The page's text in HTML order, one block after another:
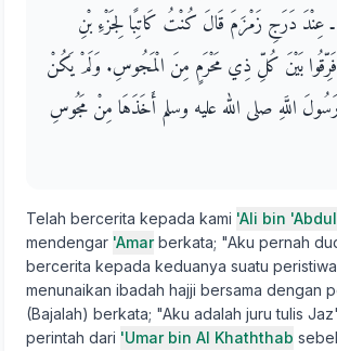
ـ عِنْدَ دَرَجِ زَمْزَمَ قَالَ كُنْتُ كَاتِبًا لِجَزْءِ بْنِ
فَرِّقُوا بَيْنَ كُلِّ ذِي مَحْرَمٍ مِنَ الْمَجُوسِ‏.‏ وَلَمْ يَكُنْ
اللَّهِ صلى الله عليه وسلم أَخَذَهَا مِنْ مَجُوسِ
Telah bercerita kepada kami 'Ali bin
mendengar 'Amarberkata; "Aku pernah
bercerita kepada keduanya suatu
menunaikan ibadah hajji bersama dengan
(Bajalah) berkata; "Aku adalah juru tulis
perintah dari 'Umar bin Al Khaththab